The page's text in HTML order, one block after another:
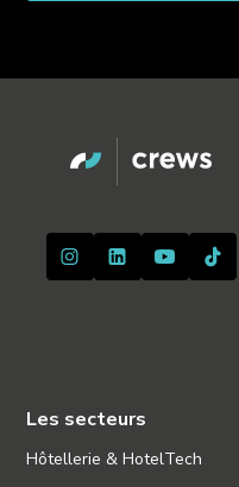
Les secteurs
Hôtellerie & HotelTech